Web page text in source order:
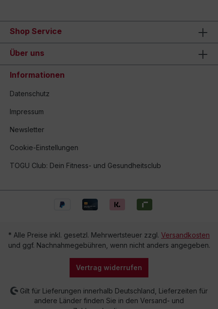
Shop Service
Über uns
Informationen
Datenschutz
Impressum
Newsletter
Cookie-Einstellungen
TOGU Club: Dein Fitness- und Gesundheitsclub
* Alle Preise inkl. gesetzl. Mehrwertsteuer zzgl. Versandkosten
und ggf. Nachnahmegebühren, wenn nicht anders angegeben.
Vertrag widerrufen
Gilt für Lieferungen innerhalb Deutschland, Lieferzeiten für
andere Länder finden Sie in den Versand- und